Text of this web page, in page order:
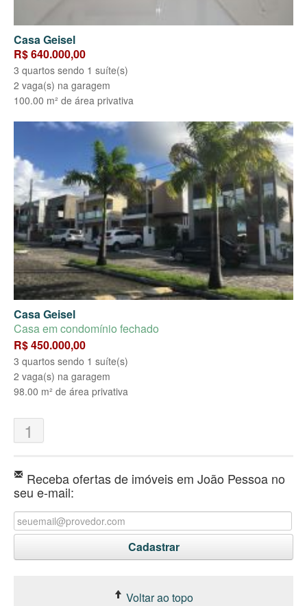
Casa Geisel
R$ 640.000,00
3 quartos sendo 1 suíte(s)
2 vaga(s) na garagem
100.00 m² de área privativa
Casa Geisel
Casa em condomínio fechado
R$ 450.000,00
3 quartos sendo 1 suíte(s)
2 vaga(s) na garagem
98.00 m² de área privativa
1
Receba ofertas de imóveis em João Pessoa no
seu e-mail:
Voltar ao topo